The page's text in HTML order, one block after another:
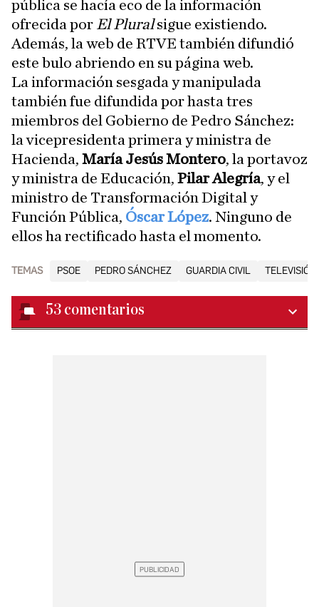
pública se hacía eco de la información
ofrecida por El Pluralsigue existiendo.
Además, la web de RTVE también difundió
este bulo abriendo en su página web.
La información sesgada y manipulada
también fue difundida por hasta tres
miembros del Gobierno de Pedro Sánchez:
la vicepresidenta primera y ministra de
Hacienda, María Jesús Montero, la portavoz
y ministra de Educación, Pilar Alegría, y el
ministro de Transformación Digital y
Función Pública, Óscar López. Ninguno de
ellos ha rectificado hasta el momento.
TEMAS PSOE PEDRO SÁNCHEZ GUARDIA CIVIL
53 comentarios